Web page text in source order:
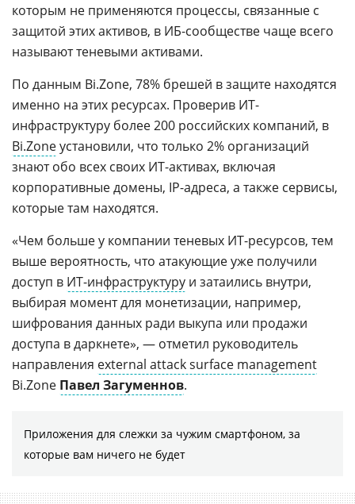
которым не применяются процессы, связанные с
защитой этих активов, в ИБ-сообществе чаще всего
называют теневыми активами.
По данным Bi.Zone, 78% брешей в защите находятся
именно на этих ресурсах. Проверив ИТ-
инфраструктуру более 200 российских компаний, в
Bi.Zoneустановили, что только 2% организаций
знают обо всех своих ИТ-активах, включая
корпоративные домены, IP-адреса, а также сервисы,
которые там находятся.
«Чем больше у компании теневых ИТ-ресурсов, тем
выше вероятность, что атакующие уже получили
доступ в ИТ-инфраструктуру и затаились внутри,
выбирая момент для монетизации, например,
шифрования данных ради выкупа или продажи
доступа в даркнете», — отметил руководитель
направления external attack surface management
Bi.Zone Павел Загуменнов.
Приложения для слежки за чужим смартфоном, за
которые вам ничего не будет